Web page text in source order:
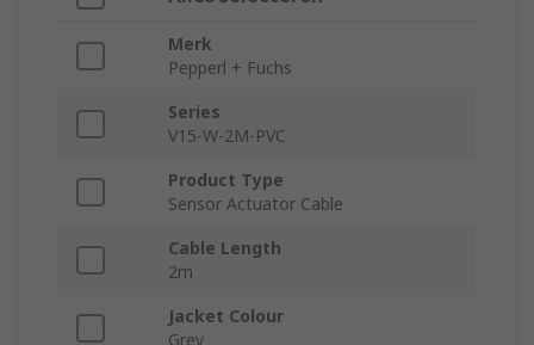
Merk
Pepperl + Fuchs
Series
V15-W-2M-PVC
Product Type
Sensor Actuator Cable
Cable Length
2m
Jacket Colour
Grey